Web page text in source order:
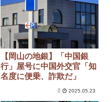
【岡山の地銀】「中国銀
行」屋号に中国外交官「知
名度に便乗、詐欺だ」
2025.05.23